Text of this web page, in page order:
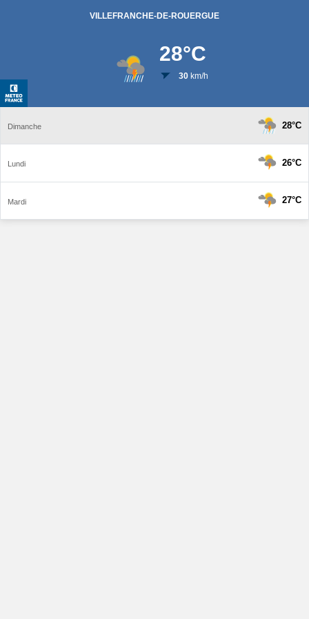
VILLEFRANCHE-DE-ROUERGUE
28°C
30km/h
Dimanche 28°C
Lundi 26°C
Mardi 27°C